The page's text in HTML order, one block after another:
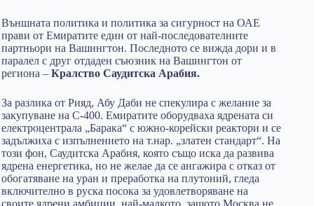
Външната политика и политика за сигурност на ОАЕ
прави от Емиратите един от най-последователните
партньори на Вашингтон. Последното се вижда дори и в
паралел с друг отдаден съюзник на Вашингтон от
региона – Кралство Саудитска Арабия.
За разлика от Рияд, Абу Даби не спекулира с желание за
закупуване на С-400. Емиратите оборудваха ядрената си
електроцентрала „Барака“ с южно-корейски реактори и се
задължиха с изпълнението на т.нар. „златен стандарт“. На
този фон, Саудитска Арабия, която също иска да развива
ядрена енергетика, но не желае да се ангажира с отказ от
обогатяване на уран и преработка на плутоний, гледа
включително в руска посока за удовлетворяване на
своите ядрени амбиции, най-малкото, защото Москва не